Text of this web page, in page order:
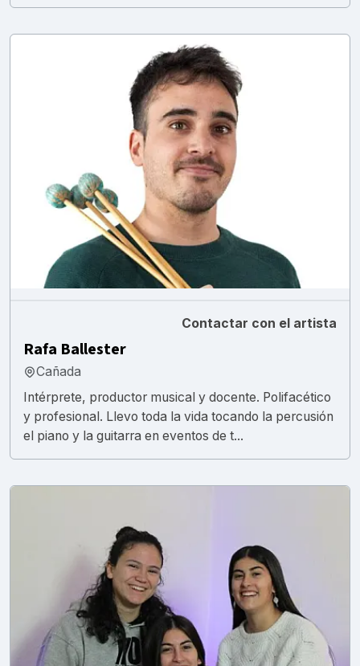
Contactar con el artista
Rafa Ballester
Cañada
Intérprete, productor musical y docente. Polifacético
y profesional. Llevo toda la vida tocando la percusión
el piano y la guitarra en eventos de t...